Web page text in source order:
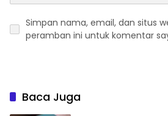
Simpan nama, email, dan situs
peramban ini untuk komentar
Baca Juga